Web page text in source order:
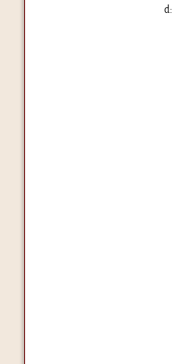
d: